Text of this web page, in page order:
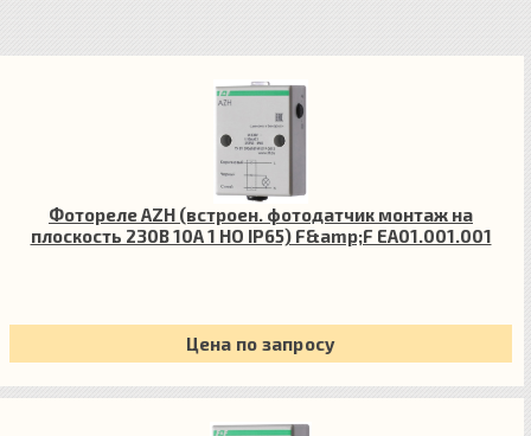
Фотореле AZH (встроен. фотодатчик монтаж на
плоскость 230В 10А 1 НО IP65) F&amp;F EA01.001.001
Цена по запросу